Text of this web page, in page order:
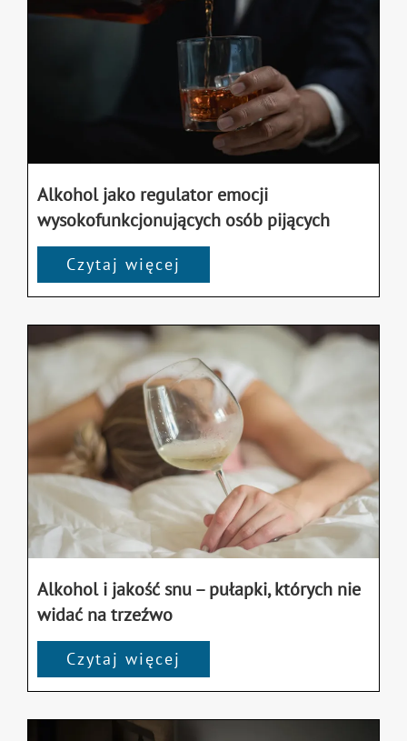
Alkohol jako regulator emocji
wysokofunkcjonujących osób pijących
Czytaj więcej
Alkohol i jakość snu – pułapki, których nie
widać na trzeźwo
Czytaj więcej